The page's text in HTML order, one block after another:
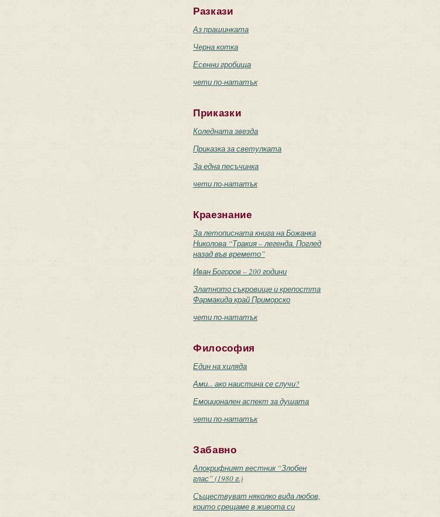
Разкази
Аз прашинката
Черна котка
Есенни гробища
чети по-нататък
Приказки
Коледната звезда
Приказка за светулката
За една песъчинка
чети по-нататък
Краезнание
За летописната книга на Божанка
Николова “Тракия – легенда. Поглед
назад във времето”
Иван Богоров – 200 години
Златното съкровище и крепостта
Фармакида край Приморско
чети по-нататък
Философия
Един на хиляда
Ами... ако наистина се случи?
Емоционален аспект за душата
чети по-нататък
Забавно
Апокрифният вестник “Злобен
глас” (1980 г.)
Съществуват няколко вида любов,
които срещаме в живота си